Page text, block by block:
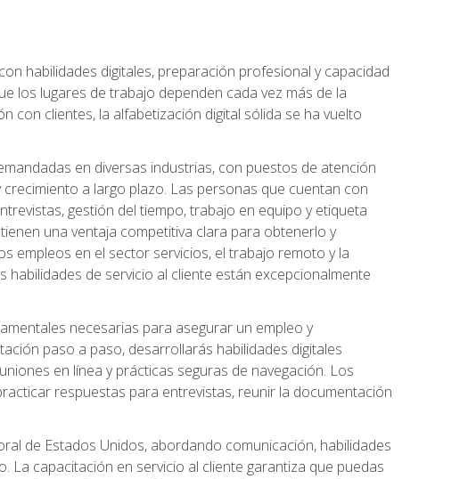
habilidades digitales, preparación profesional y capacidad
los lugares de trabajo dependen cada vez más de la
con clientes, la alfabetización digital sólida se ha vuelto
en diversas industrias, con puestos de atención
a largo plazo. Las personas que cuentan con
gestión del tiempo, trabajo en equipo y etiqueta
una ventaja competitiva clara para obtenerlo y
empleos en el sector servicios, el trabajo remoto y la
de servicio al cliente están excepcionalmente
necesarias para asegurar un empleo y
paso a paso, desarrollarás habilidades digitales
en línea y prácticas seguras de navegación. Los
respuestas para entrevistas, reunir la documentación
de Estados Unidos, abordando comunicación, habilidades
La capacitación en servicio al cliente garantiza que puedas